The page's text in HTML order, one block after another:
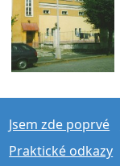
Jsem zde poprvé
Praktické odkazy